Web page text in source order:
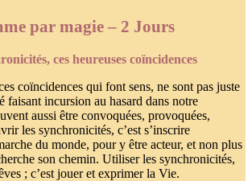
par magie – 2 Jours
ces heureuses coïncidences
coïncidences qui font sens, ne sont pas juste
faisant incursion au hasard dans notre
aussi être convoquées, provoquées,
les synchronicités, c’est s’inscrire
du monde, pour y être acteur, et non plus
son chemin. Utiliser les synchronicités,
; c’est jouer et exprimer la Vie.